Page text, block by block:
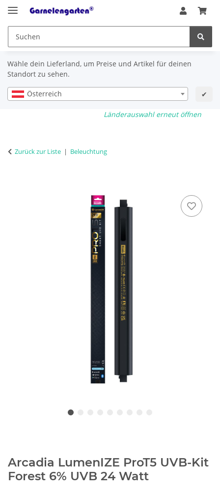
Wähle dein Lieferland, um Preise und Artikel für deinen
Standort zu sehen.
Österreich ✔
Länderauswahl erneut öffnen
Zurück zur Liste Beleuchtung
Arcadia LumenIZE ProT5 UVB-Kit
Forest 6% UVB 24 Watt